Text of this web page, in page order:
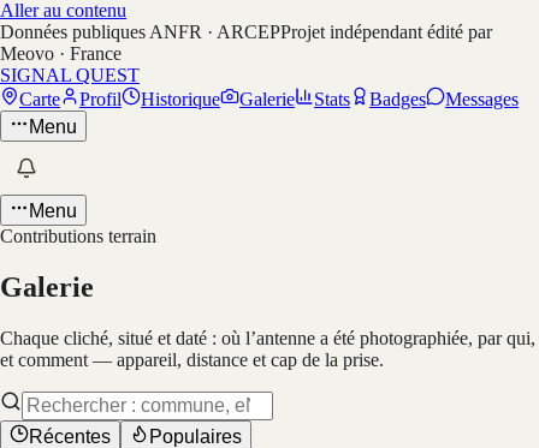
Aller au contenu
Données publiques ANFR · ARCEPProjet indépendant édité par
Meovo · France
SIGNAL QUEST
Carte
Profil Historique Galerie Stats Badges
Messages
Menu
Menu
Contributions terrain
Galerie
Chaque cliché, situé et daté : où l’antenne a été photographiée, par qui,
et comment — appareil, distance et cap de la prise.
Récentes
Populaires